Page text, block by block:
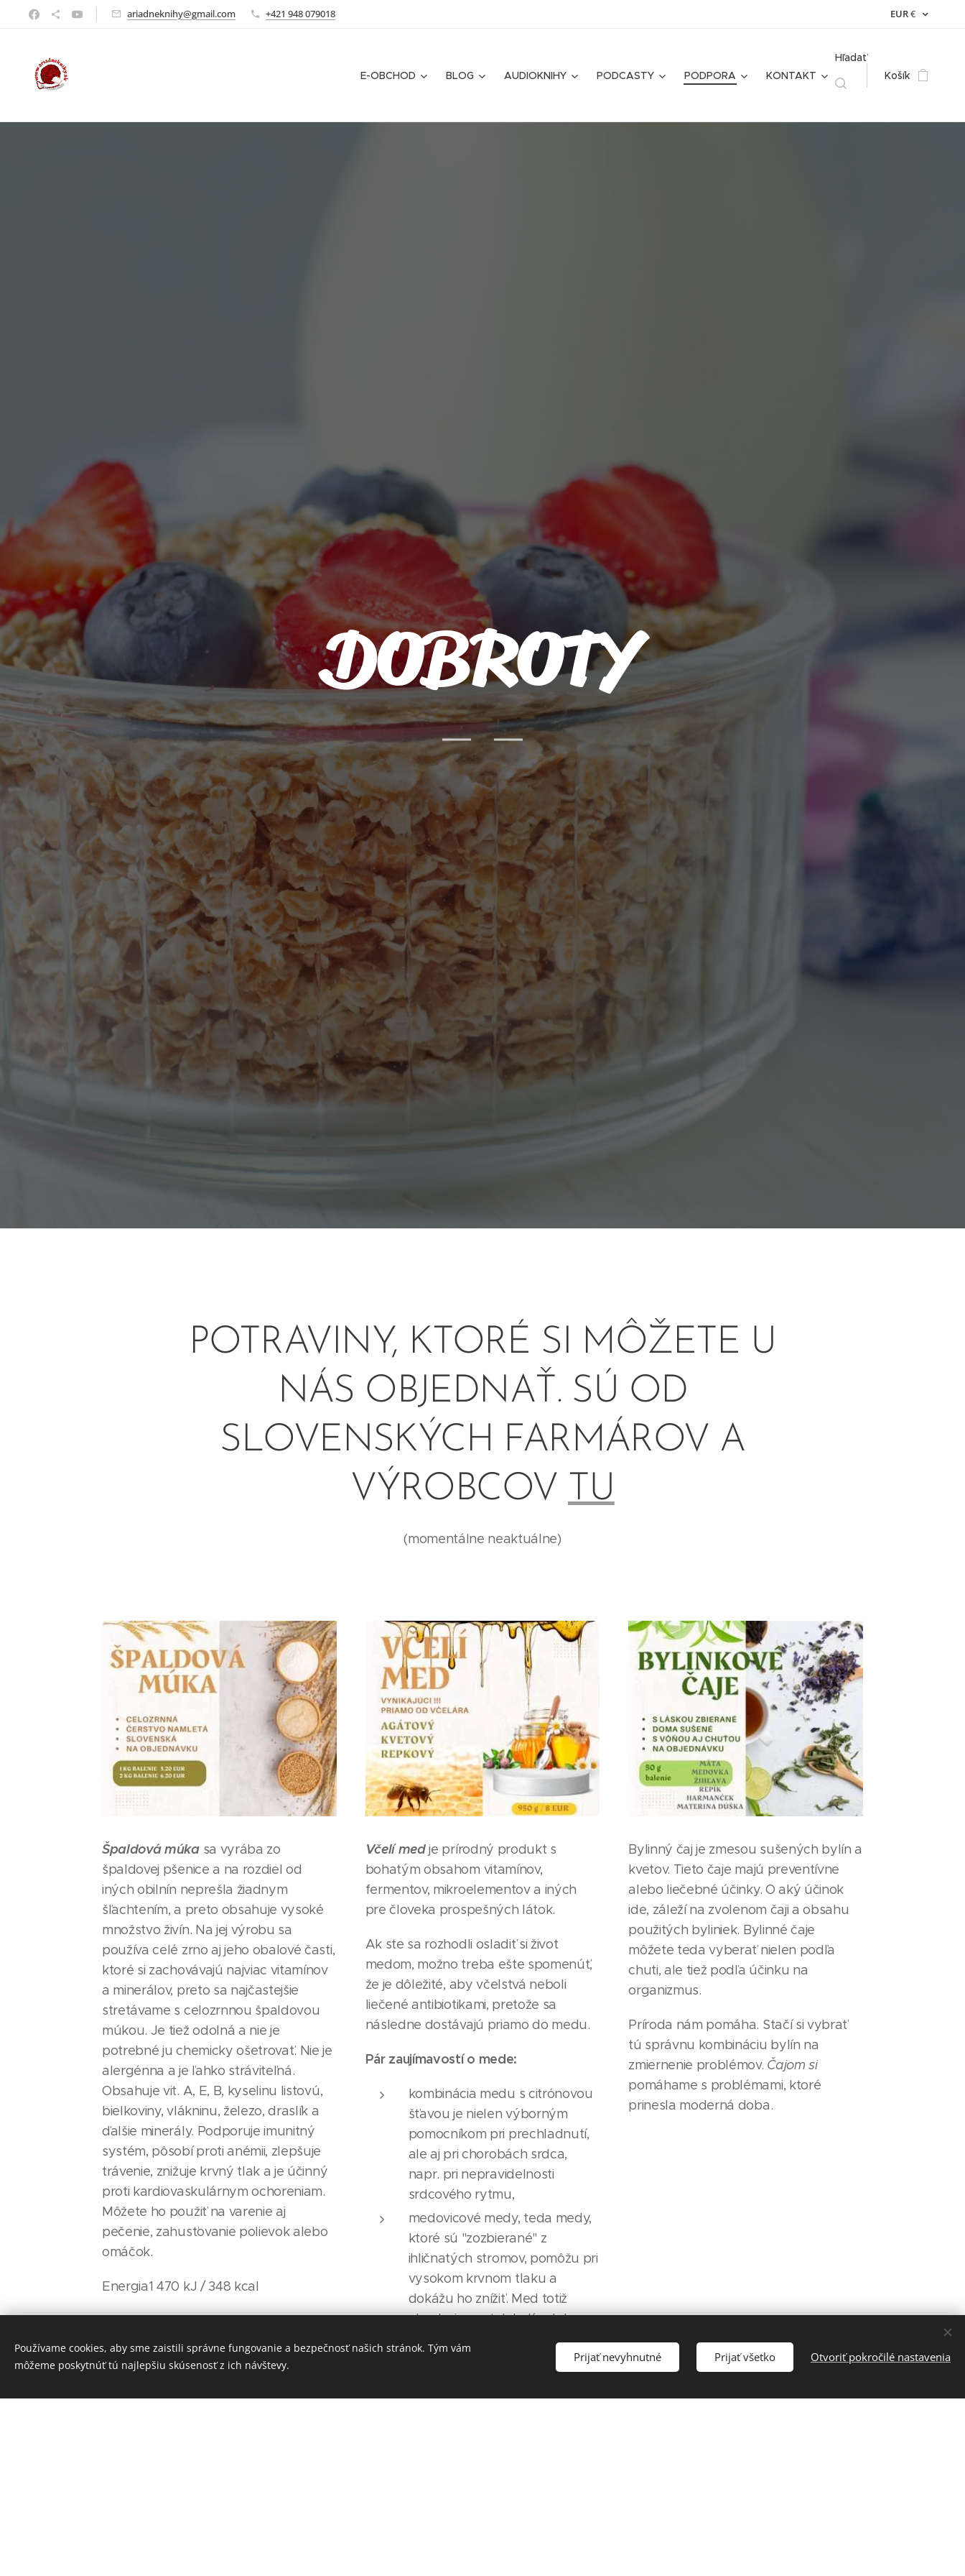
ariadneknihy@gmail.com +421 948 079018 EUR€
E-OBCHOD BLOG AUDIOKNIHY PODCASTY PODPORA KONTAKT
Hľadať
Košík
DOBROTY
POTRAVINY, KTORÉ SI MÔŽETE U
NÁS OBJEDNAŤ. SÚ OD
SLOVENSKÝCH FARMÁROV A
VÝROBCOV TU
(momentálne neaktuálne)
Špaldová múkasa vyrába zo
špaldovej pšenice a na rozdiel od
iných obilnín neprešla žiadnym
šľachtením, a preto obsahuje vysoké
množstvo živín. Na jej výrobu sa
používa celé zrno aj jeho obalové časti,
ktoré si zachovávajú najviac vitamínov
a minerálov, preto sa najčastejšie
stretávame s celozrnnou špaldovou
múkou. Je tiež odolná a nie je
potrebné ju chemicky ošetrovať. Nie je
alergénna a je ľahko stráviteľná.
Obsahuje vit. A, E, B, kyselinu listovú,
bielkoviny, vlákninu, železo, draslík a
ďalšie minerály. Podporuje imunitný
systém, pôsobí proti anémii, zlepšuje
trávenie, znižuje krvný tlak a je účinný
proti kardiovaskulárnym ochoreniam.
Môžete ho použiť na varenie aj
pečenie, zahusťovanie polievok alebo
omáčok.
Energia1 470 kJ / 348 kcal
tuky 3,12 g - z toho nasýtené mastné
kyseliny 0,45 g
sacharidy71,39 g - z toho cukry 0,89 g
vláknina 9,19 g
Včelí medje prírodný produkt s
bohatým obsahom vitamínov,
fermentov, mikroelementov a iných
pre človeka prospešných látok.
Ak ste sa rozhodli osladiť si život
medom, možno treba ešte spomenúť,
že je dôležité, aby včelstvá neboli
liečené antibiotikami, pretože sa
následne dostávajú priamo do medu.
Pár zaujímavostí o mede:
kombinácia medu s citrónovou
šťavou je nielen výborným
pomocníkom pri prechladnutí,
ale aj pri chorobách srdca,
napr. pri nepravidelnosti
srdcového rytmu,
medovicové medy, teda medy,
ktoré sú "zozbierané" z
ihličnatých stromov, pomôžu pri
vysokom krvnom tlaku a
dokážu ho znížiť. Med totiž
obsahuje acetylcholín alebo
len cholín, ktorý rozširuje cievy.
Tieto medy sa používajú aj pri
obličkami alebo v prípade
Bylinný čaj je zmesou sušených bylín a
kvetov. Tieto čaje majú preventívne
alebo liečebné účinky. O aký účinok
ide, záleží na zvolenom čaji a obsahu
použitých byliniek. Bylinné čaje
môžete teda vyberať nielen podľa
chuti, ale tiež podľa účinku na
organizmus.
Príroda nám pomáha. Stačí si vybrať
tú správnu kombináciu bylín na
zmiernenie problémov. Čajom si
pomáhame s problémami, ktoré
prinesla moderná doba.
Používame cookies, aby sme zaistili správne fungovanie a bezpečnosť našich stránok. Tým vám
môžeme poskytnúť tú najlepšiu skúsenosť z ich návštevy.
Prijať nevyhnutné Prijať všetko Otvoriť pokročilé nastavenia